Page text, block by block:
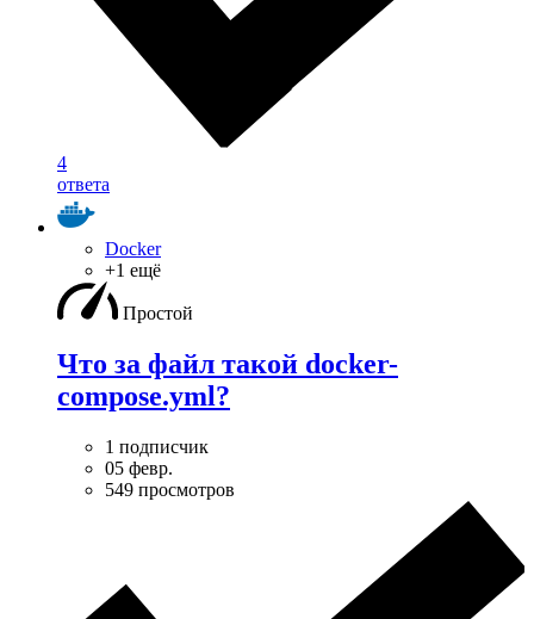
4
ответа
Docker
+1 ещё
Простой
Что за файл такой docker-
compose.yml?
1 подписчик
05 февр.
549 просмотров